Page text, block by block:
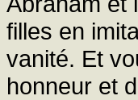
filles en
vanité. Et
honneur et